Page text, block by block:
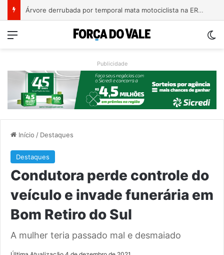
Bebê de um mês se engasga e é socorrido por bombeiros em Teutônia
Menu
Publicidade
Início / Destaques
Destaques
Condutora perde controle do
veículo e invade funerária em
Bom Retiro do Sul
A mulher teria passado mal e desmaiado